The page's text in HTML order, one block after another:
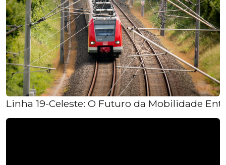
Linha 19-Celeste: O Futuro da Mobilidade